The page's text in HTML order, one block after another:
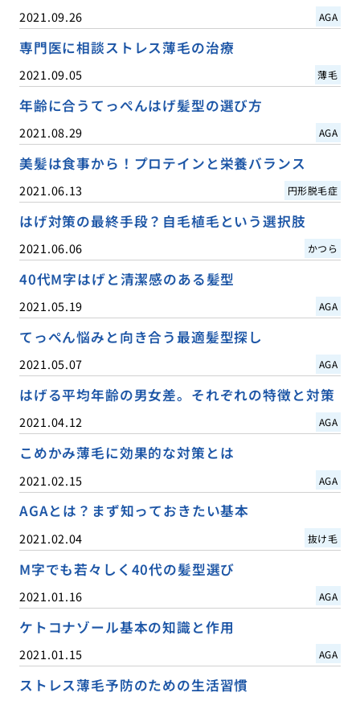
2021.09.26 AGA
専門医に相談ストレス薄毛の治療
2021.09.05 薄毛
年齢に合うてっぺんはげ髪型の選び方
2021.08.29 AGA
美髪は食事から！プロテインと栄養バランス
2021.06.13 円形脱毛症
はげ対策の最終手段？自毛植毛という選択肢
2021.06.06 かつら
40代M字はげと清潔感のある髪型
2021.05.19 AGA
てっぺん悩みと向き合う最適髪型探し
2021.05.07 AGA
はげる平均年齢の男女差。それぞれの特徴と対策
2021.04.12 AGA
こめかみ薄毛に効果的な対策とは
2021.02.15 AGA
AGAとは？まず知っておきたい基本
2021.02.04 抜け毛
M字でも若々しく40代の髪型選び
2021.01.16 AGA
ケトコナゾール基本の知識と作用
2021.01.15 AGA
ストレス薄毛予防のための生活習慣